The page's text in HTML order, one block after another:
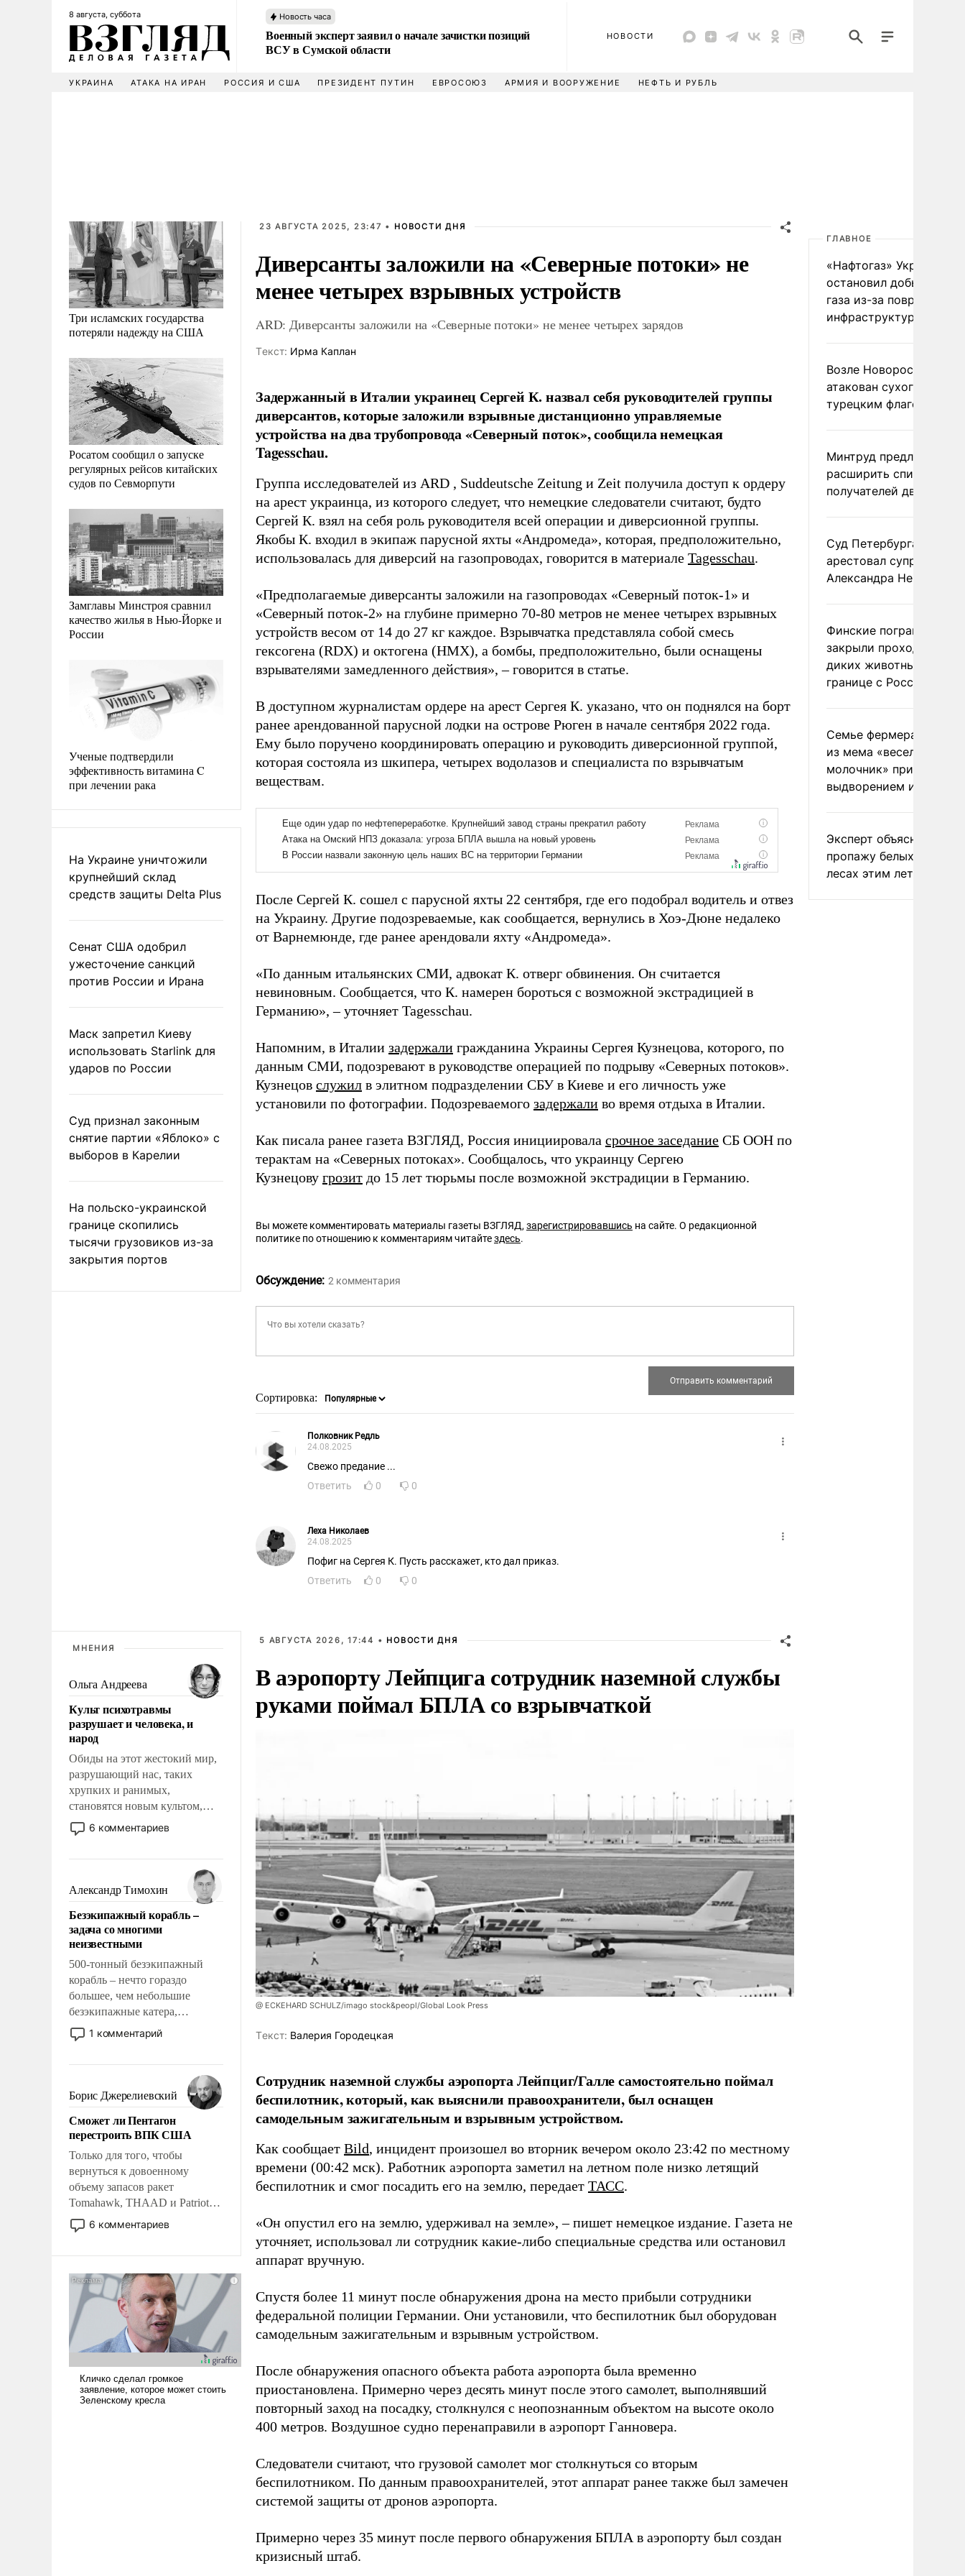
8 августа, суббота Новость часа
Военный эксперт заявил о начале зачистки позиций
ВСУ в Сумской области
НОВОСТИ
УКРАИНА АТАКА НА ИРАН РОССИЯ И США ПРЕЗИДЕНТ ПУТИН ЕВРОСОЮЗ АРМИЯ И ВООРУЖЕНИЕ НЕФТЬ И РУБЛЬ
Три исламских государства
потеряли надежду на США
Росатом сообщил о запуске
регулярных рейсов китайских
судов по Севморпути
Замглавы Минстроя сравнил
качество жилья в Нью-Йорке и
России
Ученые подтвердили
эффективность витамина C
при лечении рака
На Украине уничтожили
крупнейший склад
средств защиты Delta Plus
Сенат США одобрил
ужесточение санкций
против России и Ирана
Маск запретил Киеву
использовать Starlink для
ударов по России
Суд признал законным
снятие партии «Яблоко» с
выборов в Карелии
На польско-украинской
границе скопились
тысячи грузовиков из-за
закрытия портов
МНЕНИЯ
Ольга Андреева
Культ психотравмы
разрушает и человека, и
народ
Обиды на этот жестокий мир,
разрушающий нас, таких
хрупких и ранимых,
становятся новым культом,
постепенно вытесняя и
отменяя традиционное
мужественным и твердым под
ударами судьбы, брать на себя
ответственность, помогать
слабым, идти вперед и
адаптироваться.
6 комментариев
Александр Тимохин
Безэкипажный корабль –
задача со многими
неизвестными
500-тонный безэкипажный
корабль – нечто гораздо
большее, чем небольшие
безэкипажные катера,
применение которых уже
стало обыденностью. Задача по
сложна и амбициозна. Однако
и ее реализация радикально
поднимет наши боевые
возможности.
1 комментарий
Борис Джерелиевский
Сможет ли Пентагон
перестроить ВПК США
Только для того, чтобы
вернуться к довоенному
объему запасов ракет
Tomahawk, THAAD и Patriot
США потребуется более трех
лет. Даже небольшая война с
Сложившаяся ситуация
означает многолетний период
уязвимости США, например,
перед Китаем.
6 комментариев
23 АВГУСТА 2025, 23:47 • НОВОСТИ ДНЯ
Диверсанты заложили на «Северные потоки» не
менее четырех взрывных устройств
ARD: Диверсанты заложили на «Северные потоки» не менее четырех зарядов
Tекст: Ирма Каплан
Задержанный в Италии украинец Сергей К. назвал себя руководителей группы
диверсантов, которые заложили взрывные дистанционно управляемые
устройства на два трубопровода «Северный поток», сообщила немецкая
Tagesschau.
Группа исследователей из ARD , Suddeutsche Zeitung и Zeit получила доступ к ордеру
на арест украинца, из которого следует, что немецкие следователи считают, будто
Сергей К. взял на себя роль руководителя всей операции и диверсионной группы.
Якобы К. входил в экипаж парусной яхты «Андромеда», которая, предположительно,
использовалась для диверсий на газопроводах, говорится в материале Tagesschau.
«Предполагаемые диверсанты заложили на газопроводах «Северный поток-1» и
«Северный поток-2» на глубине примерно 70-80 метров не менее четырех взрывных
устройств весом от 14 до 27 кг каждое. Взрывчатка представляла собой смесь
гексогена (RDX) и октогена (HMX), а бомбы, предположительно, были оснащены
взрывателями замедленного действия», – говорится в статье.
В доступном журналистам ордере на арест Сергея К. указано, что он поднялся на борт
ранее арендованной парусной лодки на острове Рюген в начале сентября 2022 года.
Ему было поручено координировать операцию и руководить диверсионной группой,
которая состояла из шкипера, четырех водолазов и специалиста по взрывчатым
веществам.
После Сергей К. сошел с парусной яхты 22 сентября, где его подобрал водитель и отвез
на Украину. Другие подозреваемые, как сообщается, вернулись в Хоэ-Дюне недалеко
от Варнемюнде, где ранее арендовали яхту «Андромеда».
«По данным итальянских СМИ, адвокат К. отверг обвинения. Он считается
невиновным. Сообщается, что К. намерен бороться с возможной экстрадицией в
Германию», – уточняет Tagesschau.
Напомним, в Италии задержали гражданина Украины Сергея Кузнецова, которого, по
данным СМИ, подозревают в руководстве операцией по подрыву «Северных потоков».
Кузнецов служил в элитном подразделении СБУ в Киеве и его личность уже
установили по фотографии. Подозреваемого задержали во время отдыха в Италии.
Как писала ранее газета ВЗГЛЯД, Россия инициировала срочное заседание СБ ООН по
терактам на «Северных потоках». Сообщалось, что украинцу Сергею
Кузнецову грозит до 15 лет тюрьмы после возможной экстрадиции в Германию.
Вы можете комментировать материалы газеты ВЗГЛЯД, зарегистрировавшись на сайте. О редакционной
политике по отношению к комментариям читайтездесь.
Обсуждение: 2 комментария
Сортировка:
Полковник Редль
24.08.2025
Свежо предание ...
Ответить
0 0
Леха Николаев
24.08.2025
Пофиг на Сергея К. Пусть расскажет, кто дал приказ.
Ответить
0 0
5 АВГУСТА 2026, 17:44 • НОВОСТИ ДНЯ
В аэропорту Лейпцига сотрудник наземной службы
руками поймал БПЛА со взрывчаткой
@ ECKEHARD SCHULZ/imago stock&peopl/Global Look Press
Tекст: Валерия Городецкая
Сотрудник наземной службы аэропорта Лейпциг/Галле самостоятельно поймал
беспилотник, который, как выяснили правоохранители, был оснащен
самодельным зажигательным и взрывным устройством.
Как сообщает Bild, инцидент произошел во вторник вечером около 23:42 по местному
времени (00:42 мск). Работник аэропорта заметил на летном поле низко летящий
беспилотник и смог посадить его на землю, передает ТАСС.
«Он опустил его на землю, удерживал на земле», – пишет немецкое издание. Газета не
уточняет, использовал ли сотрудник какие-либо специальные средства или остановил
аппарат вручную.
Спустя более 11 минут после обнаружения дрона на место прибыли сотрудники
федеральной полиции Германии. Они установили, что беспилотник был оборудован
самодельным зажигательным и взрывным устройством.
После обнаружения опасного объекта работа аэропорта была временно
приостановлена. Примерно через десять минут после этого самолет, выполнявший
повторный заход на посадку, столкнулся с неопознанным объектом на высоте около
400 метров. Воздушное судно перенаправили в аэропорт Ганновера.
Следователи считают, что грузовой самолет мог столкнуться со вторым
беспилотником. По данным правоохранителей, этот аппарат ранее также был замечен
системой защиты от дронов аэропорта.
Примерно через 35 минут после первого обнаружения БПЛА в аэропорту был создан
кризисный штаб.
ГЛАВНОЕ
«Нафтогаз» Украины
остановил добычу
газа из-за повреждения
инфраструктуры
Возле Новороссийска
атакован сухогруз под
турецким флагом
Минтруд предложил
расширить список
получателей двух
Суд Петербурга заочно
арестовал супругу
Александра Невзорова
Финские пограничники
закрыли проходы для
диких животных на
границе с Россией
Семье фермера
из мема «веселый
молочник» пригрозили
выдворением из
Эксперт объяснил
пропажу белых грибов
лесах этим летом